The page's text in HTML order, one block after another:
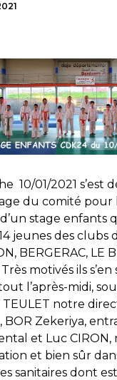
10/01/2021 s’est
du comité pour
d’un stage enfants
jeunes des clubs
BERGERAC, LE
motivés ils
l’après-midi,
TEULET notre
Zekeriya,
et Luc CIRON,
et bien sûr
sanitaires dont